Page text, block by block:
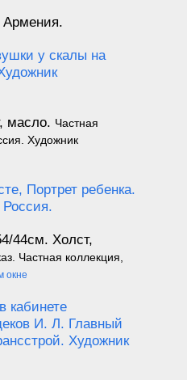
Армения.
масло. Частная
Художник
44см. Холст,
Частная коллекция,
окне